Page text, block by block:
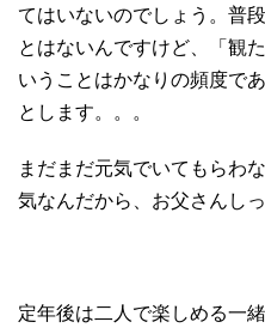
てはいないのでしょう。普
とはないんですけど、「観
いうことはかなりの頻度で
とします。。。
まだまだ元気でいてもらわ
気なんだから、お父さんし
定年後は二人で楽しめる一